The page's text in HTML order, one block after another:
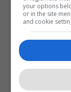
Molla
Peshku
your options
or in the site
and cookie